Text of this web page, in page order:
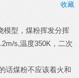
收藏
型，煤粉挥发分挥
s,温度350K，二次
话煤粉不应该着火和